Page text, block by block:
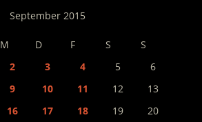
September 2015
M D F S
S
2 3 4 5
6
9 10 11 12
13
16 17 18 19
20